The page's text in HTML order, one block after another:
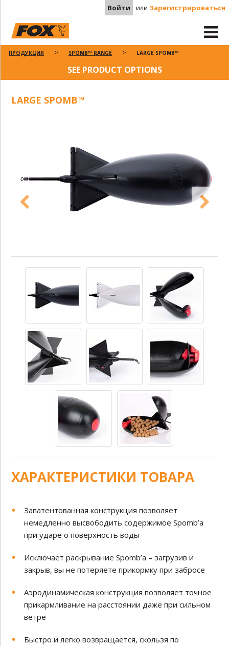
Войти или Зарегистрироваться
ПРОДУКЦИЯ SPOMB™ RANGE LARGE SPOMB™
SEE PRODUCT OPTIONS
LARGE SPOMB™
ХАРАКТЕРИСТИКИ ТОВАРА
Запатентованная конструкция позволяет
немедленно высвободить содержимое Spomb’а
при ударе о поверхность воды
Исключает раскрывание Spomb’а – загрузив и
закрыв, вы не потеряете прикормку при забросе
Аэродинамическая конструкция позволяет точное
прикармливание на расстоянии даже при сильном
ветре
Быстро и легко возвращается, скользя по